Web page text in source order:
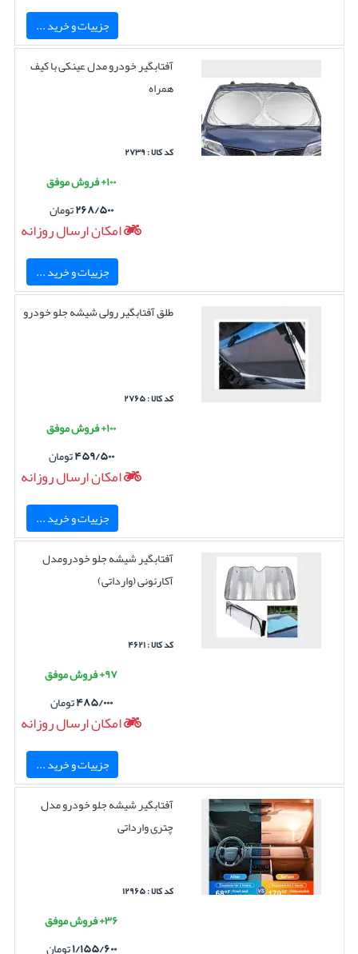
جزییات و خرید ...
آفتابگیر خودرو مدل عینکی با کیف
همراه
کد کالا : ۲۷۳۹
۱۰۰+ فروش موفق
۲۶۸/۵۰۰تومان
امکان ارسال روزانه
جزییات و خرید ...
طلق آفتابگیر رولی شیشه جلو خودرو
کد کالا : ۲۷۶۵
۱۰۰+ فروش موفق
۴۵۹/۵۰۰تومان
امکان ارسال روزانه
جزییات و خرید ...
آفتابگیر شیشه جلو خودرومدل
آکارئونی (وارداتی)
کد کالا : ۴۶۲۱
۹۷+ فروش موفق
۴۸۵/۰۰۰تومان
امکان ارسال روزانه
جزییات و خرید ...
آفتابگیر شیشه جلو خودرو مدل
چتری وارداتی
کد کالا : ۱۲۹۶۵
۳۶+ فروش موفق
۱/۱۵۵/۶۰۰تومان